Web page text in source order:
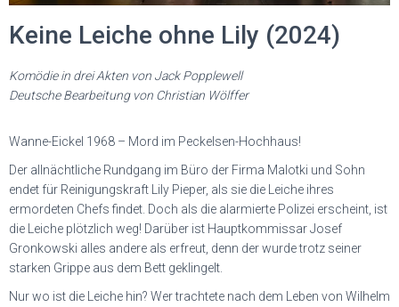
Keine Leiche ohne Lily (2024)
Komödie in drei Akten von Jack Popplewell
Deutsche Bearbeitung von Christian Wölffer
Wanne-Eickel 1968 – Mord im Peckelsen-Hochhaus!
Der allnächtliche Rundgang im Büro der Firma Malotki und Sohn
endet für Reinigungskraft Lily Pieper, als sie die Leiche ihres
ermordeten Chefs findet. Doch als die alarmierte Polizei erscheint, ist
die Leiche plötzlich weg! Darüber ist Hauptkommissar Josef
Gronkowski alles andere als erfreut, denn der wurde trotz seiner
starken Grippe aus dem Bett geklingelt.
Nur wo ist die Leiche hin? Wer trachtete nach dem Leben von Wilhelm